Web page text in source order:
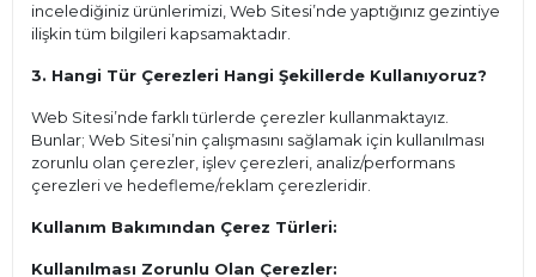
incelediğiniz ürünlerimizi, Web Sitesi’nde yaptığınız gezintiye
ilişkin tüm bilgileri kapsamaktadır.
3. Hangi Tür Çerezleri Hangi Şekillerde Kullanıyoruz?
Web Sitesi’nde farklı türlerde çerezler kullanmaktayız.
Bunlar; Web Sitesi’nin çalışmasını sağlamak için kullanılması
zorunlu olan çerezler, işlev çerezleri, analiz/performans
çerezleri ve hedefleme/reklam çerezleridir.
Kullanım Bakımından Çerez Türleri:
Kullanılması Zorunlu Olan Çerezler: